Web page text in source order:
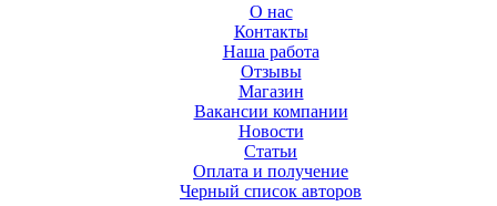
О нас
Контакты
Наша работа
Отзывы
Магазин
Вакансии компании
Новости
Статьи
Оплата и получение
Черный список авторов